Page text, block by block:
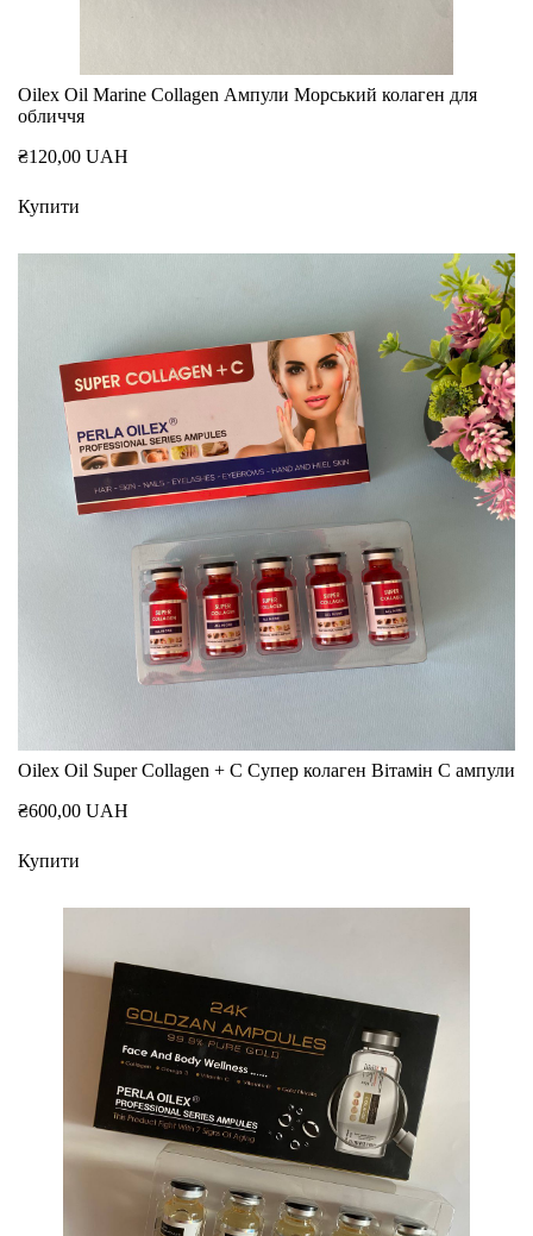
Oilex Oil Marine Collagen Ампули Морський колаген для
обличчя
₴120,00 UAH
Купити
Oilex Oil Super Collagen + C Супер колаген Вітамін С ампули
₴600,00 UAH
Купити